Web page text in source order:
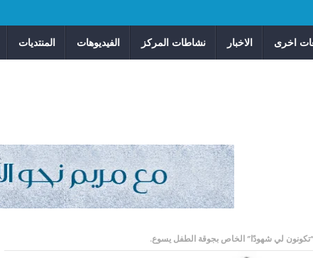
اخرى الاخبار نشاطات المركز الفيديوهات المنتديات
لي شهودًا” الخاص بجوقة الطفل يسوع.